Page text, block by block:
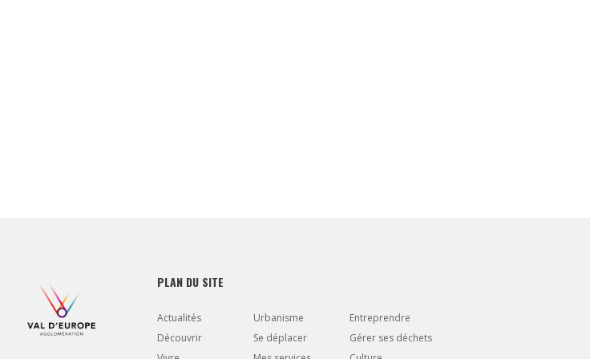
PLAN DU SITE
Actualités
Découvrir
Urbanisme
Se déplacer
Entreprendre
Gérer ses déchets